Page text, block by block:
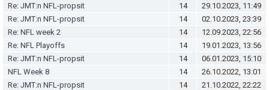
Re: JMT:n NFL-propsit
14
29.10.2023, 11:49
Re: JMT:n NFL-propsit
14
02.10.2023, 23:39
Re: NFL week 2
14
12.09.2023, 22:56
Re: NFL Playoffs
14
19.01.2023, 13:56
Re: JMT:n NFL-propsit
14
06.01.2023, 15:10
NFL Week 8
14
26.10.2022, 13:01
Re: JMT:n NFL-propsit
14
21.10.2022, 22:22